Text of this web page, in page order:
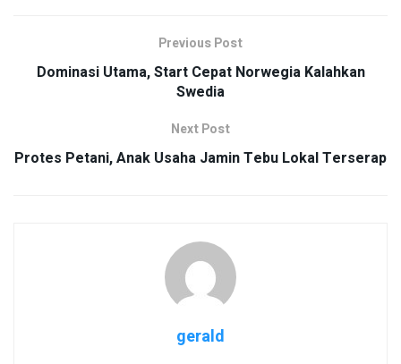
Previous Post
Dominasi Utama, Start Cepat Norwegia Kalahkan
Swedia
Next Post
Protes Petani, Anak Usaha Jamin Tebu Lokal Terserap
gerald